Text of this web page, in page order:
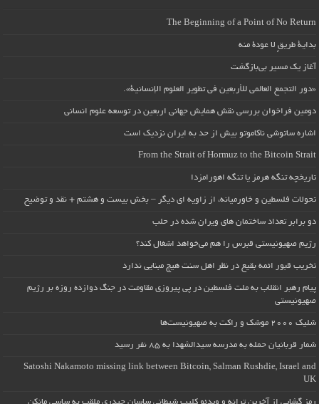
The Beginning of a Point of No Return
بداية طريقٍ لا عودة منه
آغاز یک مسیر بی‌بازگشت
«دور التجمع العالمي للأربعين في تطوير العلوم الإنسانية».
دومین فراخوان بررسی نقش همایش جهانی اربعین در توسعه علوم انسانی
اشاره ساتوشی ناکاموتو بیش از حد به ایران نزدیک است
From the Strait of Hormuz to the Bitcoin Strait
تاریخچه تنگه هرمز یا تنگه اهورامزدا
تحولات فلسطین و خاورمیانه، از زاویه ای دیگر – بخش بیست و هشتم + نقد و توضیح
دو برابر تعداد ساختمان های ویران شده در حلب
رژیم صهیونیستی قبرس را هم می‌خواهد اشغال کند؟
تخریب قبور ائمه بقیع در نظر اهل سنت هیچ مبنایی ندارد
پیام رهبر انقلاب به ملت فلسطین در پی پیروزی مقاومت در جنگ دوازده روزه بر رژیم
صهیونیستی
شلیک ۲۰۰۰ موشک و راکت به صهیونیست‌ها
شمار قربانیان حمله به مدرسه سیدالشهدا به ۸۵ نفر رسید
Satoshi Nakamoto missing link between Bitcoin, Salman Rushdie, Israel and
UK